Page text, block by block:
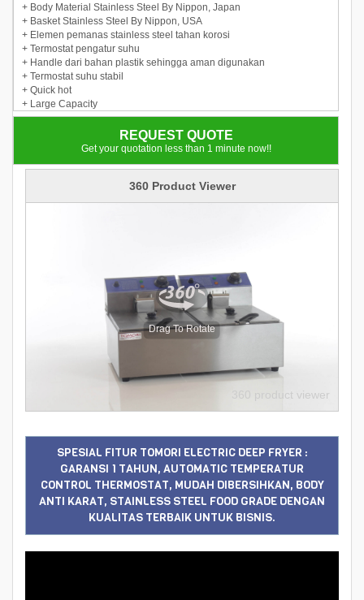
+ Body Material Stainless Steel By Nippon, Japan
+ Basket Stainless Steel By Nippon, USA
+ Elemen pemanas stainless steel tahan korosi
+ Termostat pengatur suhu
+ Handle dari bahan plastik sehingga aman digunakan
+ Termostat suhu stabil
+ Quick hot
+ Large Capacity
REQUEST QUOTE
Get your quotation less than 1 minute now!!
360 Product Viewer
360 product viewer
Drag To Rotate
SPESIAL FITUR TOMORI ELECTRIC DEEP FRYER :
GARANSI 1 TAHUN, AUTOMATIC TEMPERATUR
CONTROL THERMOSTAT, MUDAH DIBERSIHKAN, BODY
ANTI KARAT, STAINLESS STEEL FOOD GRADE DENGAN
KUALITAS TERBAIK UNTUK BISNIS.